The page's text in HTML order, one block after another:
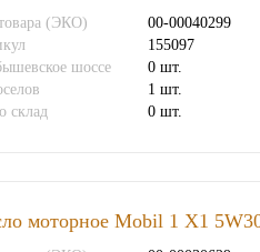
(ЭКО)
00-00040299
155097
шоссе
0 шт.
1 шт.
склад
0 шт.
моторное Mobil 1 Х1